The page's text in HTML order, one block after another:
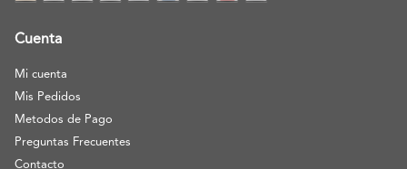
Cuenta
Mi cuenta
Mis Pedidos
Metodos de Pago
Preguntas Frecuentes
Contacto